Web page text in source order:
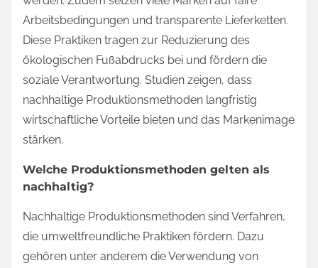
Arbeitsbedingungen und transparente Lieferketten.
Diese Praktiken tragen zur Reduzierung des
ökologischen Fußabdrucks bei und fördern die
soziale Verantwortung. Studien zeigen, dass
nachhaltige Produktionsmethoden langfristig
wirtschaftliche Vorteile bieten und das Markenimage
stärken.
Welche Produktionsmethoden gelten als
nachhaltig?
Nachhaltige Produktionsmethoden sind Verfahren,
die umweltfreundliche Praktiken fördern. Dazu
gehören unter anderem die Verwendung von